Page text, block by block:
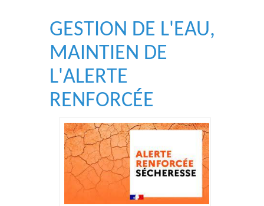
GESTION DE L'EAU,
MAINTIEN DE
L'ALERTE
RENFORCÉE